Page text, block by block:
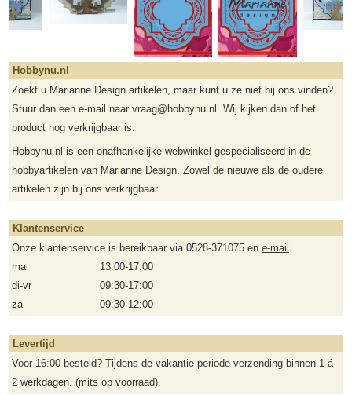
Hobbynu.nl
Zoekt u Marianne Design artikelen, maar kunt u ze niet bij ons vinden?
Stuur dan een e-mail naar vraag@hobbynu.nl. Wij kijken dan of het
product nog verkrijgbaar is.
Hobbynu.nl is een onafhankelijke webwinkel gespecialiseerd in de
hobbyartikelen van Marianne Design. Zowel de nieuwe als de oudere
artikelen zijn bij ons verkrijgbaar.
Klantenservice
Onze klantenservice is bereikbaar via 0528-371075 en e-mail .
ma
13:00-17:00
di-vr
09:30-17:00
za
09:30-12:00
Levertijd
Voor 16:00 besteld? Tijdens de vakantie periode verzending binnen 1 á
2 werkdagen. (mits op voorraad).